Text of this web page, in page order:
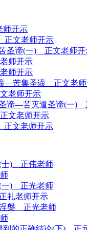
师开示
正文老师开示
圣谛(一) 正文老师开
师开示
师开示
—苦集圣谛 正文老
老师开示
谛—苦灭道圣谛(一)
文老师开示
文老师开示
(十) 正伟老师
(一) 正光老师
礼老师开示
涅槃 正光老师